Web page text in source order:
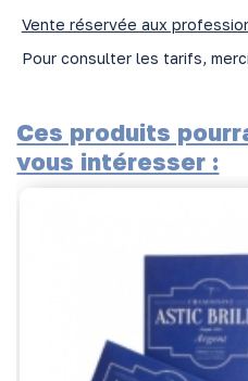
Vente réservée aux
Pour consulter les tarifs,
Ces produits
vous intéresser :